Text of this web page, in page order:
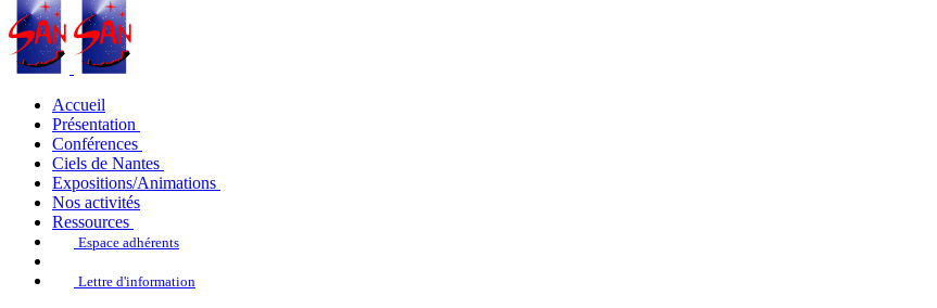
Accueil
Présentation
Conférences
Ciels de Nantes
Expositions/Animations
Nos activités
Ressources
Espace adhérents
Lettre d'information